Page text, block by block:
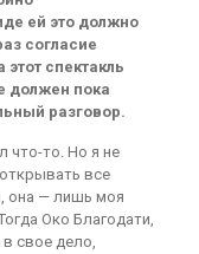
ей это должно
согласие
спектакль
должен пока
разговор.
что-то. Но я не
все
она — лишь моя
Око Благодати,
в свое дело,